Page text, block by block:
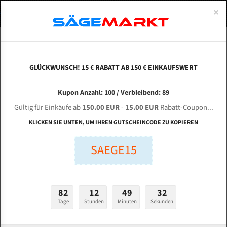
HESSE BMSY 560 C für 6000 mm Bi-Metall
Bandsägeblätter
Länge (mm):
Stärken + Zahnteilung:
mm
ABOUTS
ENGLISH
Bi-Metall Meterware
Fleischerei Bandsägeblätter
Bandmesser Glatt Meterware
Konvex Meterware
×
GLÜCKWUNSCH! 15 € RABATT AB 150 € EINKAUFSWERT
Kupon Anzahl: 100 / Verbleibend: 89
Gültig für Einkäufe ab150.00 EUR- 15.00 EURRabatt-Coupon...
KLICKEN SIE UNTEN, UM IHREN GUTSCHEINCODE ZU KOPIEREN
SAEGE15
82
Tage
12
Stunden
49
Minuten
31
Sekunden